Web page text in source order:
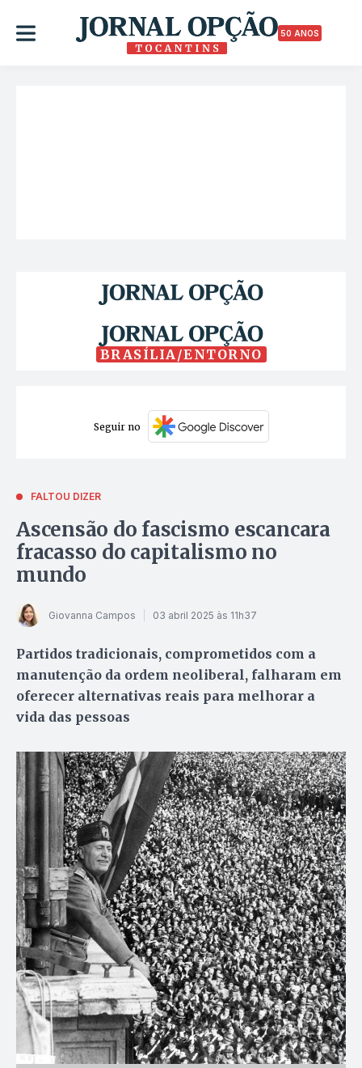
50 ANOS
BRASÍLIA/ENTORNO
Seguir no
FALTOU DIZER
Ascensão do fascismo escancara
fracasso do capitalismo no
mundo
Giovanna Campos 03 abril 2025 às 11h37
Partidos tradicionais, comprometidos com a
manutenção da ordem neoliberal, falharam em
oferecer alternativas reais para melhorar a
vida das pessoas